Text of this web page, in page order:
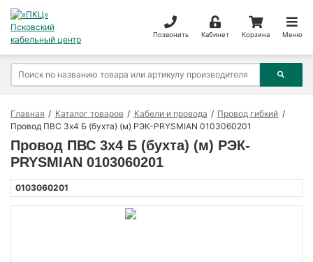
Позвонить Кабинет Корзина Меню
Главная Каталог товаров Кабели и провода
Провод гибкий
Провод ПВС 3х4 Б (бухта) (м) РЭК-PRYSMIAN 0103060201
Провод ПВС 3х4 Б (бухта) (м) РЭК-
PRYSMIAN 0103060201
0103060201